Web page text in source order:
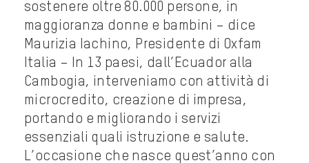
sostenere oltre 80.000 persone, in
maggioranza donne e bambini – dice
Maurizia Iachino, Presidente di Oxfam
Italia – In 13 paesi, dall’Ecuador alla
Cambogia, interveniamo con attività di
microcredito, creazione di impresa,
portando e migliorando i servizi
essenziali quali istruzione e salute.
L’occasione che nasce quest’anno con